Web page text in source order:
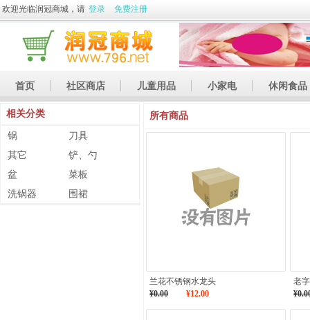
欢迎光临润冠商城，请 登录 免费注册
首页 社区商店 儿童用品 小家电 休闲食品
休闲娱乐 土特产
相关分类
锅
刀具
其它
铲、勺
盆
菜板
洗锅器
围裙
所有商品
兰花不锈钢水龙头
¥0.00
¥12.00
老